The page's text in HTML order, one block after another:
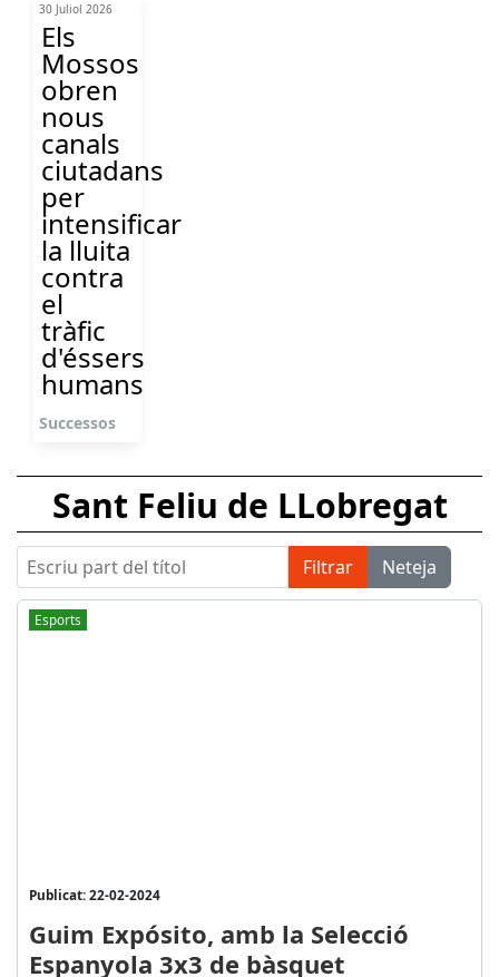
30 Juliol 2026
Els
Mossos
obren
nous
canals
ciutadans
per
intensificar
la lluita
contra
el
tràfic
d'éssers
humans
Successos
Sant Feliu de LLobregat
Escriu part del títol Filtrar Neteja
Esports
Publicat: 22-02-2024
Guim Expósito, amb la Selecció
Espanyola 3x3 de bàsquet